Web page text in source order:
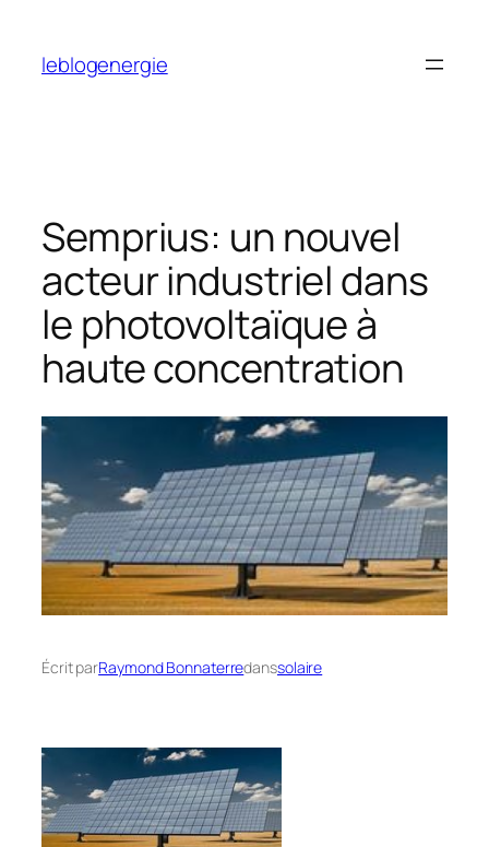
contenu
leblogenergie
Semprius: un nouvel
acteur industriel dans
le photovoltaïque à
haute concentration
Écrit parRaymond Bonnaterredanssolaire